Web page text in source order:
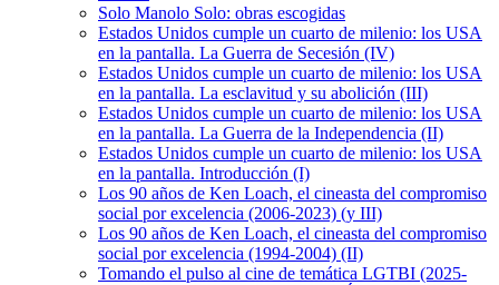
Solo Manolo Solo: obras escogidas
Estados Unidos cumple un cuarto de milenio: los USA
en la pantalla. La Guerra de Secesión (IV)
Estados Unidos cumple un cuarto de milenio: los USA
en la pantalla. La esclavitud y su abolición (III)
Estados Unidos cumple un cuarto de milenio: los USA
en la pantalla. La Guerra de la Independencia (II)
Estados Unidos cumple un cuarto de milenio: los USA
en la pantalla. Introducción (I)
Los 90 años de Ken Loach, el cineasta del compromiso
social por excelencia (2006-2023) (y III)
Los 90 años de Ken Loach, el cineasta del compromiso
social por excelencia (1994-2004) (II)
Tomando el pulso al cine de temática LGTBI (2025-